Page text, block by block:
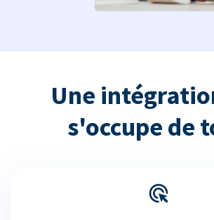
Une
s'occupe de